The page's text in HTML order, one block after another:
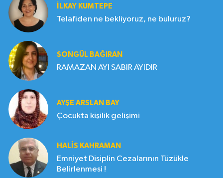
İLKAY KUMTEPE
Telafiden ne bekliyoruz, ne buluruz?
SONGÜL BAĞIRAN
RAMAZAN AYI SABIR AYIDIR
AYŞE ARSLAN BAY
Çocukta kişilik gelişimi
HALIS KAHRAMAN
Emniyet Disiplin Cezalarının Tüzükle
Belirlenmesi !